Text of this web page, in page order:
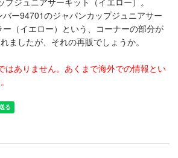
ー94701のジャパンカップジュニアサー
（イエロー）という、コーナーの部分が
ましたが、それの再販でしょうか。
はありません。あくまで海外での情報とい